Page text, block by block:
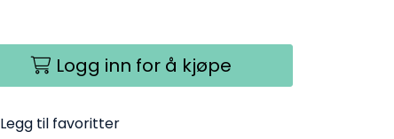
Logg inn for å kjøpe
Legg til favoritter